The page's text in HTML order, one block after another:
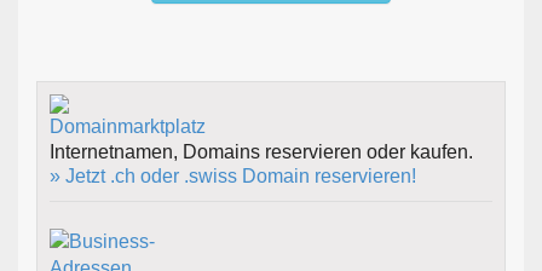
Internetnamen, Domains reservieren oder kaufen.
» Jetzt .ch oder .swiss Domain reservieren!